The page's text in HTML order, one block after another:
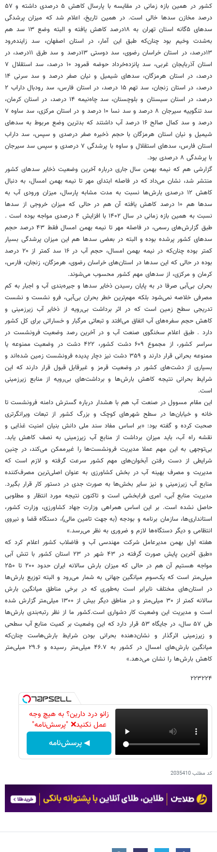
کشور در همین بازه زمانی در مقایسه با پارسال کاهش ۵ درصدی داشته و ۵۷
درصد مخازن سدها خالی است. در همین تاریخ، اعلام شد که میزان پرشدگی
سدهای ۵‌گانه استان تهران به ۱۸‌درصد کاهش یافته و البته وضع ۱۳ سد هم
به‌شدت وخیم بود چنان‌که طبق این آمار، در استان اصفهان، سد زاینده‌رود
۱۳‌درصد، در استان خراسان رضوی، سد دوستی ۱۳‌درصد و سد طرق ۱۱‌درصد، در
استان آذربایجان غربی، سد پانزده‌خرداد حوضه قمرود ۱۰ درصد، سد استقلال ۷
درصد، در استان هرمزگان، سدهای شیمیل و نیان صفر درصد و سد سرنی ۱۴
درصد، در استان زنجان، سد تهم ۱۵ درصد، در استان فارس، سد رودبال داراب ۲
درصد، در استان سیستان و بلوچستان، سد چاه‌نیمه ۱۴ درصد، در استان کرمان،
سد تنگوییه سیرجان ۸ درصد و سد نسا ۱۰ درصد و در استان مرکزی، سد ساوه ۷
درصد و سد کمال صالح ۱۶ درصد آب داشتند که بدترین وضع مربوط به سدهای
شیمیل و نیان استان هرمزگان با حجم ذخیره صفر درصدی و سپس، سد داراب
استان فارس، سدهای استقلال و ساوه با پرشدگی ۷ درصدی و سپس سد سیرجان
با پرشدگی ۸ درصدی بود.
گزارشی هم که نیمه بهمن سال جاری درباره آخرین وضعیت ذخایر سدهای کشور
منتشر شد، نشان می‌داد که در فاصله ابتدای مهر تا نیمه بهمن امسال، به دنبال
کاهش ۱۲ درصدی بارش‌ها نسبت به مدت مشابه پارسال، میزان ورودی آب به
سدها هم ۱۰ درصد کاهش یافته آن هم در حالی که میزان خروجی از سدها
نسبت به همین بازه زمانی در سال ۱۴۰۲ با افزایش ۴ درصدی مواجه بوده است .
طبق گزارش‌های رسمی، در فاصله مهر تا نیمه بهمن امسال فقط ۴۳ درصد حجم
سدهای کشور پرشده بوده و البته در بعضی سدها هم این میزان پرشدگی بسیار
کمتر بوده چنان‌که در نیمه بهمن امسال، حجم آب در ۱۶ سد کمتر از ۲۰ درصد
بوده در حالی که این سدها در استان‌های خراسان رضوی، هرمزگان، زنجان، فارس،
کرمان و مرکزی، از سدهای مهم کشور محسوب می‌شوند.
بحران بی‌آبی صرفا در به پایان رسیدن ذخایر سدها و جیره‌بندی آب و اجبار به کم
مصرفی خلاصه نمی‌شود بلکه مهم‌ترین خطر بحران بی‌آبی، فرو نشست و نشست
تدریجی سطح زمین است که در اثر برداشت بی‌رویه از ذخایر آب زیرزمینی و
کاهش حجم سفره‌های آب اتفاق می‌افتد و تبعاتی مرگبار و خساراتی برای کل کشور
دارد . طبق اعلام سخنگوی صنعت آب و در آخرین رصد وضعیت فرونشست در
سراسر کشور، از مجموع ۶۰۹ دشت کشور، ۴۲۲ دشت در وضعیت ممنوعه یا
ممنوعه بحرانی قرار دارند و ۳۵۹ دشت نیز دچار پدیده فرونشست زمین شده‌اند و
بسیاری از دشت‌های کشور در وضعیت قرمز و غیرقابل قبول قرار دارند که این
شرایط بحرانی نتیجه کاهش بارش‌ها و برداشت‌های بی‌رویه از منابع زیرزمینی
است.
این مقام مسوول در صنعت آب هم با هشدار درباره گسترش دامنه فرونشست تا
خانه و خیابان‌ها در سطح شهرهای کوچک و بزرگ کشور از تبعات ویرانگرتری
صحبت کرده و گفته بود: «بر اساس مفاد سند ملی دانش بنیان امنیت غذایی و
نقشه راه آب، باید میزان برداشت از منابع آب زیرزمینی به نصف کاهش یابد.
بی‌توجهی به این مهم عملا مدیریت فرونشست‌ها را غیرممکن می‌کند، در چنین
شرایطی از دست رفتن آبخوان‌های مهم کشور سرعت گرفته و لازم است که
مدیریت و مصرف بهینه آب در بخش کشاورزی به عنوان اصلی‌ترین مصرف‌کننده
منابع آب زیرزمینی و نیز سایر بخش‌ها به صورت جدی در دستور کار قرار بگیرد.
مدیریت منابع آبی، امری فرابخشی است و تاکنون نتیجه مورد انتظار و مطلوبی
حاصل نشده است. بر این اساس همراهی وزارت جهاد کشاورزی، وزارت کشور،
استانداری‌ها، سازمان برنامه و بودجه (به جهت تامین مالی)، دستگاه قضا و نیروی
انتظامی و دیگر دستگاه‌ها لازم و ضروری به نظر می‌رسد.»
هفته اول بهمن مدیرعامل شرکت مهندسی آب و فاضلاب کشور اعلام کرد که
«طبق آخرین پایش صورت گرفته در ۴۳ شهر در ۲۳ استان کشور با تنش آبی
مواجه هستیم آن هم در حالی که میزان بارش سالانه ایران حدود ۲۰۰ تا ۲۵۰
میلی‌متر است که یک‌سوم میانگین جهانی به شمار می‌رود و البته توزیع بارش‌ها
در استان‌های مختلف نابرابر است به‌طوری‌ که در برخی مناطق میانگین بارش
سالانه کمتر از ۳۰ میلی‌متر و در مناطق دیگر بیش از ۱۳۰۰ میلی‌متر گزارش شده
است و مدیریت این وضعیت کار دشواری است.کشور ما از نظر رتبه‌بندی بارش‌ها
طی ۵۷ سال، در جایگاه ۵۳ قرار دارد که این وضعیت بر کمیت منابع آب سطحی
و زیرزمینی اثرگذار و نشان‌دهنده بحرانی‌ بودن شرایط بارش‌هاست چنان‌که
میانگین بارش‌های امسال در کشور به ۴۶.۷ میلی‌متر رسیده و ۲۹.۶ میلی‌متر
کاهش بارش‌ها را نشان می‌دهد.»
۲۲۳۲۲۴
زانو درد دارین؟ به هیچ وجه
عمل نکنید❌ "پرسش‌نامه"
◀ پرسش‌نامه
کد مطلب2035410